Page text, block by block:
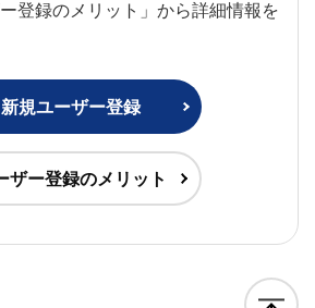
登録のメリット」から詳細情報を
新規ユーザー登録
ザー登録のメリット